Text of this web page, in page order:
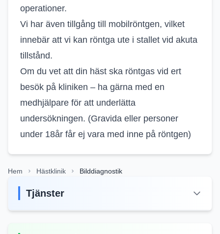
Tjänster
operationer.
Vi har även tillgång till mobilröntgen, vilket
innebär att vi kan röntga ute i stallet vid akuta
tillstånd.
Om du vet att din häst ska röntgas vid ert
besök på kliniken – ha gärna med en
medhjälpare för att underlätta
undersökningen. (Gravida eller personer
under 18år får ej vara med inne på röntgen)
Hem Hästklinik Bilddiagnostik